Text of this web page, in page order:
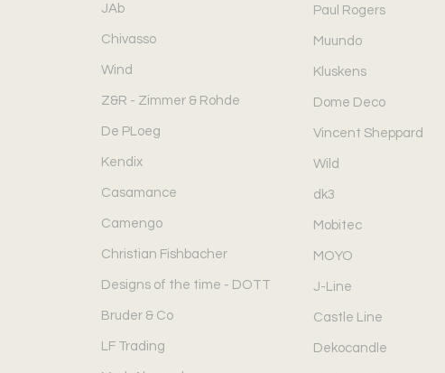
JAb
Chivasso
Wind
Z&R - Zimmer & Rohde
De PLoeg
Kendix
Casamance
Camengo
Christian Fishbacher
Designs of the time - DOTT
Bruder & Co
LF Trading
Paul Rogers
Muundo
Kluskens
Dome Deco
Vincent Sheppard
Wild
dk3
Mobitec
MOYO
J-Line
Castle Line
Dekocandle